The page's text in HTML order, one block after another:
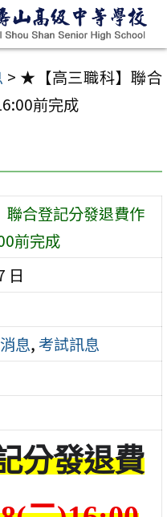
> ★【高三職科】聯合
前完成
合登記分發退費作
前完成
日
息, 考試訊息
分發退費